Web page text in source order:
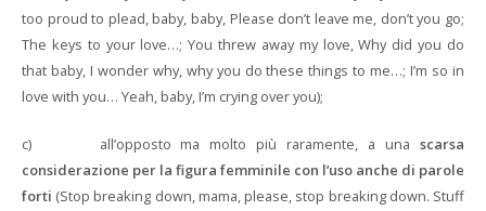
too proud to plead, baby, baby, Please don’t leave me, don’t you go;
The keys to your love…; You threw away my love, Why did you do
that baby, I wonder why, why you do these things to me…; I’m so in
love with you… Yeah, baby, I’m crying over you);
c) all’opposto ma molto più raramente, a una scarsa
considerazione per la figura femminile con l’uso anche di parole
forti (Stop breaking down, mama, please, stop breaking down. Stuff